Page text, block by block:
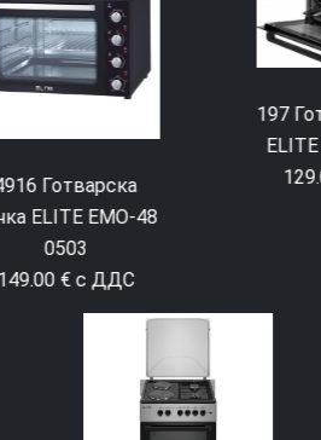
197 Готварска печка
ELITE EMO-70300G
129.00 € с ДДС